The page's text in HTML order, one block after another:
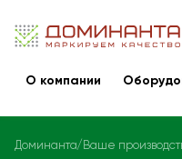
О компании
Доминанта Ваше